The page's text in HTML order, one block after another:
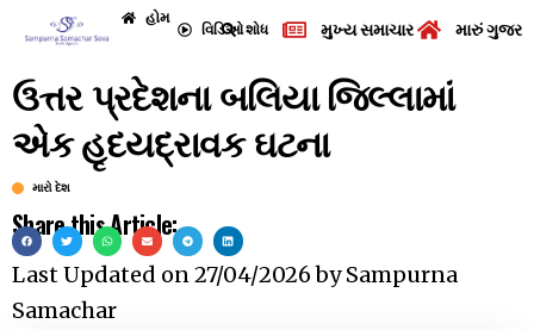
હોમ
વિડિઓશોધ મુખ્ય સમાચાર મારું
ઉત્તર પ્રદેશના બલિયા જિલ્લામાં
એક હૃદયદ્રાવક ઘટના
મારો દેશ
Share this Article:
Last Updated on27/04/2026bySampurna
Samachar